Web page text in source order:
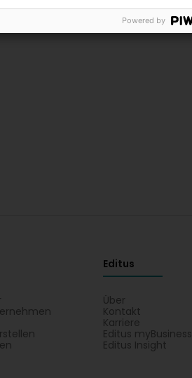
Editus
Über
Kontakt
Karriere
Editus myBusiness
Editus Insight
Powered by